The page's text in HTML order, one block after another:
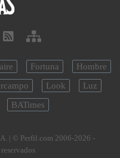
Fortuna
Hombre
Look
Luz
BATimes
| © Perfil.com 2006-2026 -